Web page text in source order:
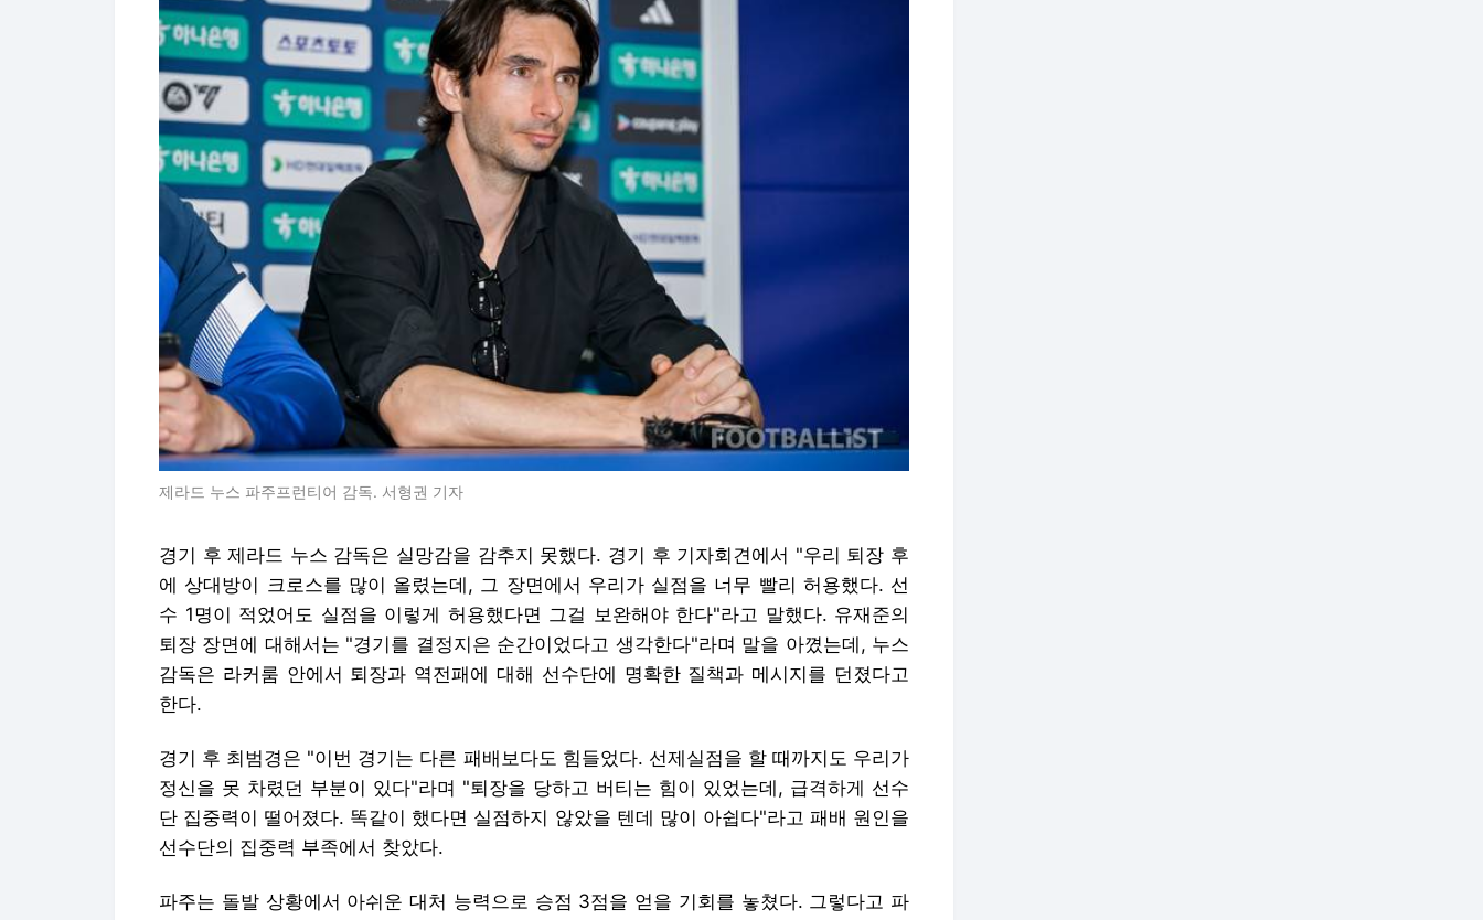
제라드 누스 파주프런티어 감독. 서형권 기자
경기 후 제라드 누스 감독은 실망감을 감추지 못했다. 경기 후 기자회견에서 "우리 퇴장 후
에 상대방이 크로스를 많이 올렸는데, 그 장면에서 우리가 실점을 너무 빨리 허용했다. 선
수 1명이 적었어도 실점을 이렇게 허용했다면 그걸 보완해야 한다"라고 말했다. 유재준의
퇴장 장면에 대해서는 "경기를 결정지은 순간이었다고 생각한다"라며 말을 아꼈는데, 누스
감독은 라커룸 안에서 퇴장과 역전패에 대해 선수단에 명확한 질책과 메시지를 던졌다고
한다.
경기 후 최범경은 "이번 경기는 다른 패배보다도 힘들었다. 선제실점을 할 때까지도 우리가
정신을 못 차렸던 부분이 있다"라며 "퇴장을 당하고 버티는 힘이 있었는데, 급격하게 선수
단 집중력이 떨어졌다. 똑같이 했다면 실점하지 않았을 텐데 많이 아쉽다"라고 패배 원인을
선수단의 집중력 부족에서 찾았다.
파주는 돌발 상황에서 아쉬운 대처 능력으로 승점 3점을 얻을 기회를 놓쳤다. 그렇다고 파